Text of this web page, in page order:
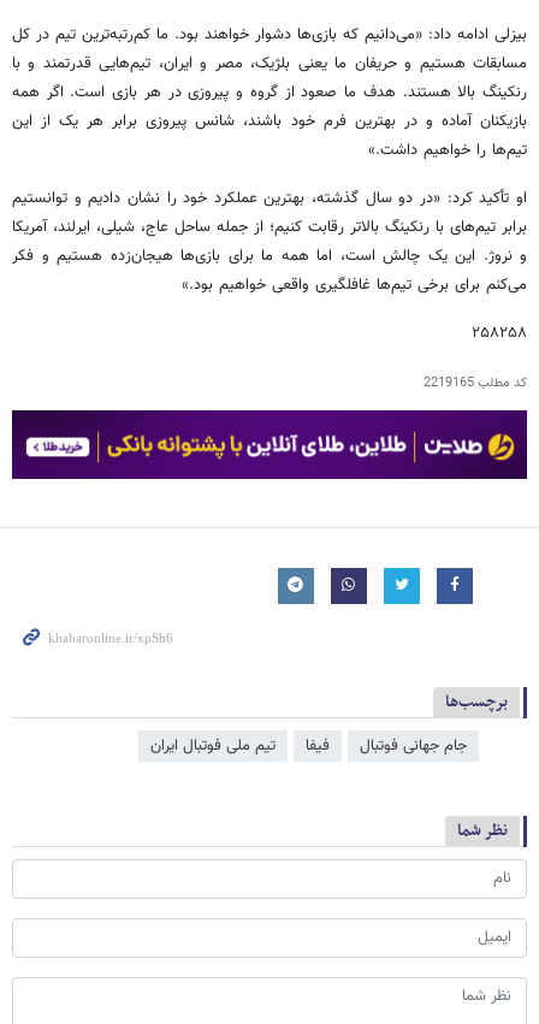
بیزلی ادامه داد: «می‌دانیم که بازی‌ها دشوار خواهند بود. ما کم‌رتبه‌ترین تیم در کل
مسابقات هستیم و حریفان ما یعنی بلژیک، مصر و ایران، تیم‌هایی قدرتمند و با
رنکینگ بالا هستند. هدف ما صعود از گروه و پیروزی در هر بازی است. اگر همه
بازیکنان آماده و در بهترین فرم خود باشند، شانس پیروزی برابر هر یک از این
تیم‌ها را خواهیم داشت.»
او تأکید کرد: «در دو سال گذشته، بهترین عملکرد خود را نشان دادیم و توانستیم
برابر تیم‌های با رنکینگ بالاتر رقابت کنیم؛ از جمله ساحل عاج، شیلی، ایرلند، آمریکا
و نروژ. این یک چالش است، اما همه ما برای بازی‌ها هیجان‌زده هستیم و فکر
می‌کنم برای برخی تیم‌ها غافلگیری واقعی خواهیم بود.»
۲۵۸۲۵۸
کد مطلب2219165
برچسب‌ها
جام جهانی فوتبال فیفا تیم ملی فوتبال ایران
نظر شما